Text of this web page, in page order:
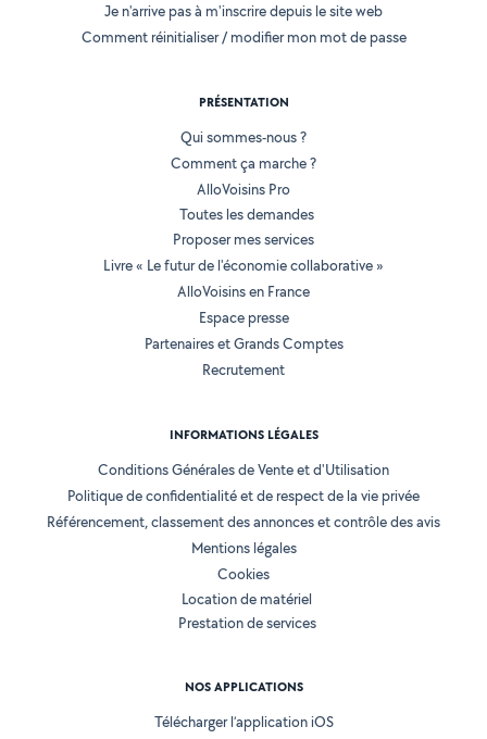
Je n'arrive pas à m'inscrire depuis le site web
Comment réinitialiser / modifier mon mot de passe
PRÉSENTATION
Qui sommes-nous ?
Comment ça marche ?
AlloVoisins Pro
Toutes les demandes
Proposer mes services
Livre « Le futur de l'économie collaborative »
AlloVoisins en France
Espace presse
Partenaires et Grands Comptes
Recrutement
INFORMATIONS LÉGALES
Conditions Générales de Vente et d'Utilisation
Politique de confidentialité et de respect de la vie privée
Référencement, classement des annonces et contrôle des avis
Mentions légales
Cookies
Location de matériel
Prestation de services
NOS APPLICATIONS
Télécharger l’application iOS